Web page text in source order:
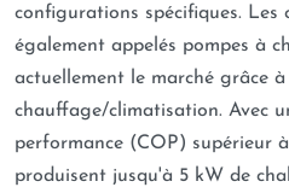
configurations spécifiques. Les
également appelés pompes à
actuellement le marché grâce
chauffage/climatisation. Avec
performance (COP) supérieur à
produisent jusqu'à 5 kW de